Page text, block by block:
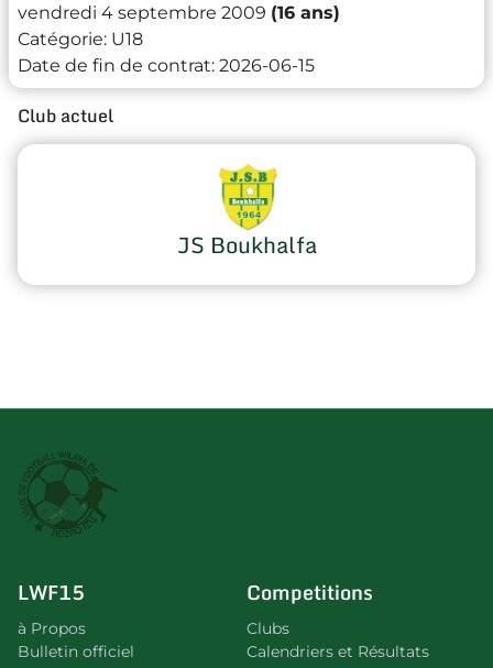
vendredi 4 septembre 2009 (16 ans)
Catégorie: U18
Date de fin de contrat: 2026-06-15
Club actuel
JS Boukhalfa
LWF15
à Propos
Bulletin officiel
Competitions
Clubs
Calendriers et Résultats